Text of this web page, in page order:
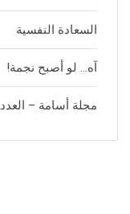
السعادة النفسية
آه… لو أصبح نجمة!
مجلة أسامة – العدد 861